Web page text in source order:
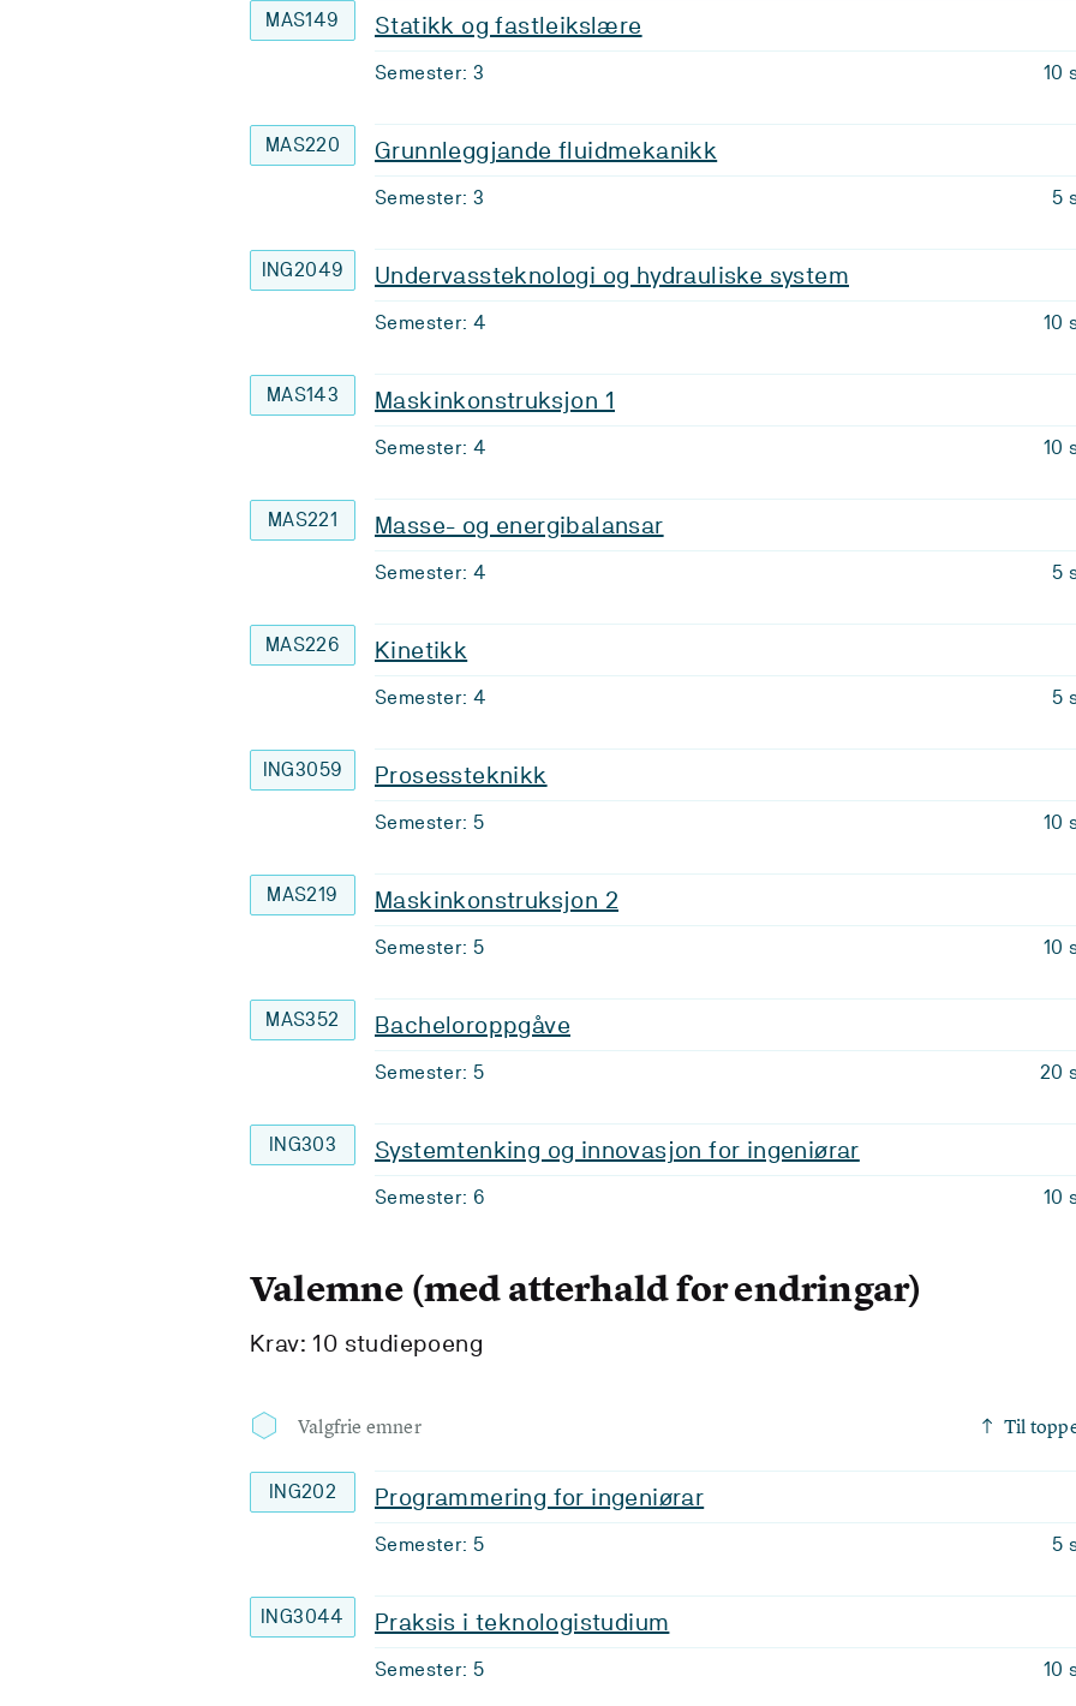
MAS149 Statikk og fastleikslære
Semester: 3 10
MAS220 Grunnleggjande fluidmekanikk
Semester: 3 5
ING2049 Undervassteknologi og hydrauliske system
Semester: 4 10
MAS143 Maskinkonstruksjon 1
Semester: 4 10
MAS221 Masse- og energibalansar
Semester: 4 5
MAS226 Kinetikk
Semester: 4 5
ING3059 Prosessteknikk
Semester: 5 10
MAS219 Maskinkonstruksjon 2
Semester: 5 10
MAS352 Bacheloroppgåve
Semester: 5 20
ING303 Systemtenking og innovasjon for ingeniørar
Semester: 6 10
Valemne (med atterhald for endringar)
Krav: 10 studiepoeng
Valgfrie emner Til
ING202 Programmering for ingeniørar
Semester: 5 5
ING3044 Praksis i teknologistudium
Semester: 5 10